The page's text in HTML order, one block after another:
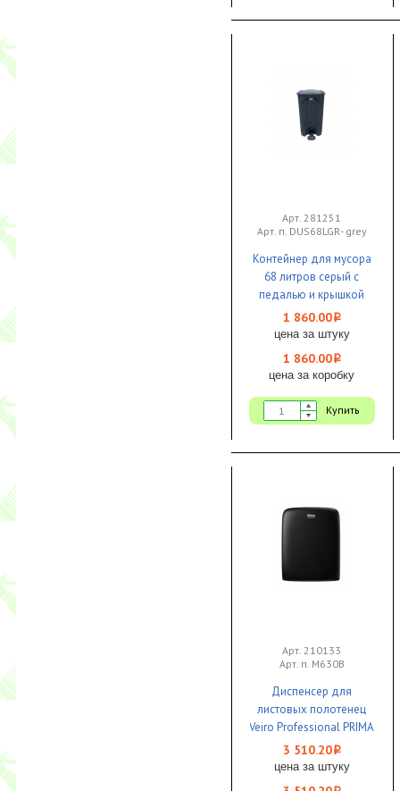
Арт. 281251
Арт. п. DUS68LGR- grey
Контейнер для мусора
68 литров серый с
педалью и крышкой
Bayersan 1/4
1 860.00i
цена за штуку
1 860.00i
цена за коробку
Купить
Арт. 210133
Арт. п. M630B
Диспенсер для
листовых полотенец
Veiro Professional PRIMA
Future Z, V, W пластик
черный
3 510.20i
цена за штуку